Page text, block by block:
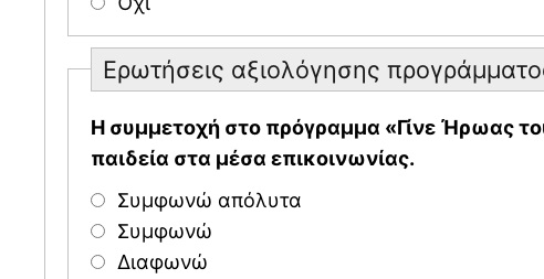
Ερωτήσεις αξιολόγησης
Η συμμετοχή στο πρόγραμμα «Γίνε Ήρωας
παιδεία στα μέσα επικοινωνίας.
Συμφωνώ απόλυτα
Συμφωνώ
Διαφωνώ